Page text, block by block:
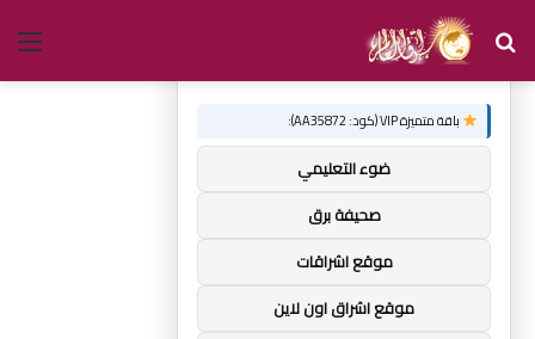
بحث
عن
توصيات :
باقة متميزة VIP (كود: AA35872):
ضوء التعليمي
صحيفة برق
موقع اشراقات
موقع اشراق اون لاين